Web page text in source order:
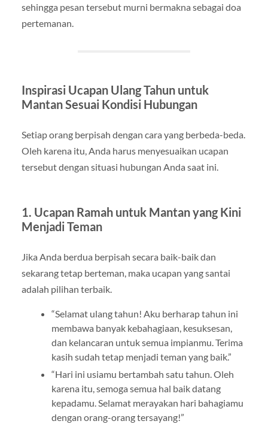
sehingga pesan tersebut murni bermakna sebagai doa
pertemanan.
Inspirasi Ucapan Ulang Tahun untuk
Mantan Sesuai Kondisi Hubungan
Setiap orang berpisah dengan cara yang berbeda-beda.
Oleh karena itu, Anda harus menyesuaikan ucapan
tersebut dengan situasi hubungan Anda saat ini.
1. Ucapan Ramah untuk Mantan yang Kini
Menjadi Teman
Jika Anda berdua berpisah secara baik-baik dan
sekarang tetap berteman, maka ucapan yang santai
adalah pilihan terbaik.
“Selamat ulang tahun! Aku berharap tahun ini
membawa banyak kebahagiaan, kesuksesan,
dan kelancaran untuk semua impianmu. Terima
kasih sudah tetap menjadi teman yang baik.”
“Hari ini usiamu bertambah satu tahun. Oleh
karena itu, semoga semua hal baik datang
kepadamu. Selamat merayakan hari bahagiamu
dengan orang-orang tersayang!”